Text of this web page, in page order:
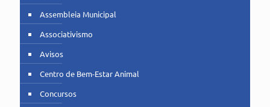
Assembleia Municipal
Associativismo
Avisos
Centro de Bem-Estar Animal
Concursos